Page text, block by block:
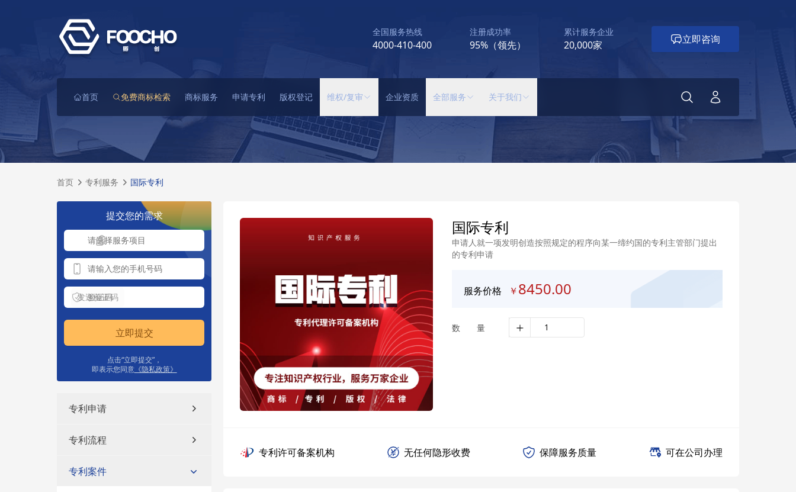
全国服务热线
4000-410-400
注册成功率
95%（领先）
累计服务企业
20,000家 立即咨询
首页 免费商标检索 商标服务 申请专利 版权登记 维权/复审 企业资质 全部服务 关于我们
首页 专利服务 国际专利
提交您的需求
请选择服务项目
发送验证码
立即提交
点击“立即提交”，
即表示您同意《隐私政策》
专利申请
专利流程
专利案件
国际专利
申请人就一项发明创造按照规定的程序向某一缔约国的专利主管部门提出
的专利申请
服务价格 ￥8450.00
数量
专利许可备案机构 无任何隐形收费 保障服务质量 可在公司办理